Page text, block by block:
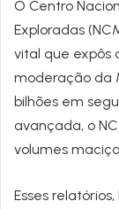
O Centro
Exploradas
vital que expôs
moderação da
bilhões em
avançada, o
volumes
Esses